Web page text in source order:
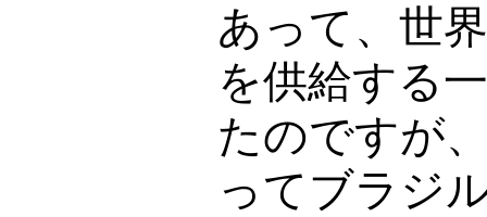
あって、世
を供給する
たのですが
ってブラジ